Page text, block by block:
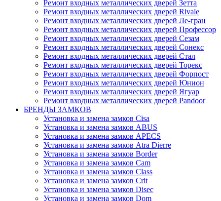
Ремонт входных металлических дверей Зетта
Ремонт входных металлических дверей Rivale
Ремонт входных металлических дверей Ле-гран
Ремонт входных металлических дверей Профессор
Ремонт входных металлических дверей Сезам
Ремонт входных металлических дверей Сонекс
Ремонт входных металлических дверей Стал
Ремонт входных металлических дверей Торекс
Ремонт входных металлических дверей Форпост
Ремонт входных металлических дверей Юнион
Ремонт входных металлических дверей Ягуар
Ремонт входных металлических дверей Pandoor
БРЕНДЫ ЗАМКОВ
Установка и замена замков Cisa
Установка и замена замков ABUS
Установка и замена замков APECS
Установка и замена замков Atra Dierre
Установка и замена замков Border
Установка и замена замков Cam
Установка и замена замков Class
Установка и замена замков Crit
Установка и замена замков Disec
Установка и замена замков Dom